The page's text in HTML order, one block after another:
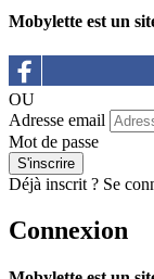
Mobylette est un
OU
Adresse email
Mot de passe
Déjà inscrit ? Se
Connexion